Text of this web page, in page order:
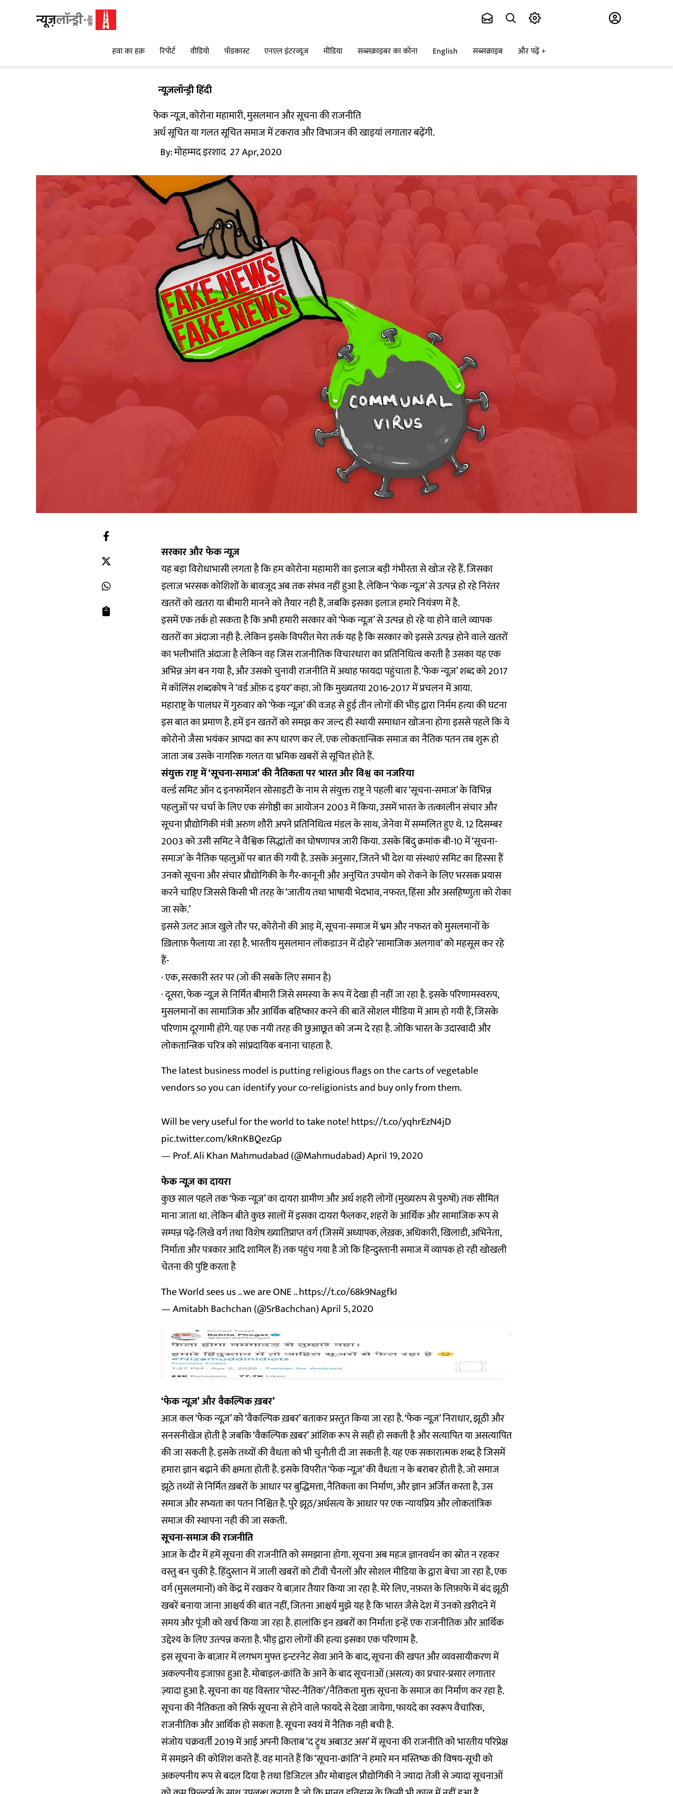
हवा का हक़ रिपोर्ट वीडियो पॉडकास्ट एनएल इंटरव्यूज मीडिया सब्सक्राइबर का कोना English सब्सक्राइब और पढ़ें
न्यूज़लॉन्ड्री हिंदी
फेक न्यूज़, कोरोना महामारी, मुसलमान और सूचना की राजनीति
अर्ध सूचित या गलत सूचित समाज में टकराव और विभाजन की खाइयां लगातार बढ़ेंगी.
By:मोहम्मद इरशाद 27 Apr, 2020
सरकार और फेक न्यूज़
यह बड़ा विरोधाभासी लगता है कि हम कोरोना महामारी का इलाज बड़ी गंभीरता से खोज रहे हैं. जिसका
इलाज भरसक कोशिशों के बावजूद अब तक संभव नहीं हुआ है. लेकिन ‘फेक न्यूज़’ से उत्पन्न हो रहे निरंतर
खतरों को खतरा या बीमारी मानने को तैयार नही हैं, जबकि इसका इलाज हमारे नियंत्रण में है.
इसमें एक तर्क हो सकता है कि अभी हमारी सरकार को ‘फेक न्यूज़’ से उत्पन्न हो रहे या होने वाले व्यापक
खतरों का अंदाजा नही है. लेकिन इसके विपरीत मेरा तर्क यह है कि सरकार को इससे उत्पन्न होने वाले खतरों
का भलीभांति अंदाजा है लेकिन वह जिस राजनीतिक विचारधारा का प्रतिनिधित्व करती है उसका यह एक
अभिन्न अंग बन गया है, और उसको चुनावी राजनीति में अथाह फायदा पहुंचाता है. ‘फेक न्यूज़’ शब्द को 2017
में कॉलिंस शब्दकोष ने ‘वर्ड ऑफ़ द इयर’ कहा. जो कि मुख्यतया 2016-2017 में प्रचलन में आया.
महाराष्ट्र के पालघर में गुरुवार को ‘फेक न्यूज़’ की वजह से हुई तीन लोगों की भीड़ द्वारा निर्मम हत्या की घटना
इस बात का प्रमाण है. हमें इन खतरों को समझ कर जल्द ही स्थायी समाधान खोजना होगा इससे पहले कि ये
कोरोनो जैसा भयंकर आपदा का रूप धारण कर लें. एक लोकतान्त्रिक समाज का नैतिक पतन तब शुरू हो
जाता जब उसके नागरिक गलत या भ्रमिक खबरों से सूचित होते हैं.
संयुक्त राष्ट्र में ‘सूचना-समाज’ की नैतिकता पर भारत और विश्व का नजरिया
वर्ल्ड समिट ऑन द इनफार्मेशन सोसाइटी के नाम से संयुक्त राष्ट्र ने पहली बार ‘सूचना-समाज’ के विभिन्न
पहलुओं पर चर्चा के लिए एक संगोष्ठी का आयोजन 2003 में किया, उसमें भारत के तत्कालीन संचार और
सूचना प्रौद्योगिकी मंत्री अरुण शौरी अपने प्रतिनिधित्व मंडल के साथ, जेनेवा में सम्मलित हुए थे. 12 दिसम्बर
2003 को उसी समिट ने वैश्विक सिद्धांतों का घोषणापत्र जारी किया. उसके बिंदु क्रमांक बी-10 में ‘सूचना-
समाज’ के नैतिक पहलुओं पर बात की गयी है. उसके अनुसार, जितने भी देश या संस्थाएं समिट का हिस्सा हैं
उनको सूचना और संचार प्रौद्योगिकी के गैर-कानूनी और अनुचित उपयोग को रोकने के लिए भरसक प्रयास
करने चाहिए जिससे किसी भी तरह के ‘जातीय तथा भाषायी भेदभाव, नफरत, हिंसा औरअसहिष्णुताको रोका
जा सके.’
इससे उलट आज खुले तौर पर, कोरोनो की आड़ में, सूचना-समाज में भ्रम और नफरत को मुसलमानों के
ख़िलाफ़ फैलाया जा रहा है. भारतीय मुसलमान लॉकडाउन में दोहरे ‘सामाजिक अलगाव’ को महसूस कर रहे
हैं-
· एक, सरकारी स्तर पर (जो की सबके लिए समान है)
· दूसरा, फेक न्यूज़ से निर्मित बीमारी जिसे समस्या के रूप में देखा ही नहीं जा रहा है. इसकेपरिणामस्वरुप,
मुसलमानों का सामाजिक और आर्थिक बहिष्कार करने की बातें सोशल मीडिया में आम हो गयी हैं, जिसके
परिणाम दूरगामी होंगे. यह एक नयी तरह की छुआछूत को जन्म दे रहा है. जोकि भारत के उदारवादी और
लोकतान्त्रिक चरित्र को सांप्रदायिक बनाना चाहता है.
The latest business model is putting religious flags on the carts of vegetable
vendors so you can identify your co-religionists and buy only from them.
Will be very useful for the world to take note!https://t.co/yqhrEzN4jD
pic.twitter.com/kRnKBQezGp
— Prof. Ali Khan Mahmudabad (@Mahmudabad)April 19, 2020
फेक न्यूज़ का दायरा
कुछ साल पहले तक ‘फेक न्यूज़’ का दायरा ग्रामीण और अर्ध शहरी लोगों (मुख्यरुप से पुरुषों) तक सीमित
माना जाता था. लेकिन बीते कुछ सालों में इसका दायरा फैलकर, शहरों के आर्थिक और सामाजिक रूप से
सम्पन्न पढ़े-लिखे वर्ग तथा विशेष ख्यातिप्राप्त वर्ग (जिसमें अध्यापक, लेख़क, अधिकारी, खिलाडी, अभिनेता,
निर्माता और पत्रकार आदि शामिल हैं) तक पहुंच गया है जो कि हिन्दुस्तानी समाज में व्यापक हो रही खोखली
चेतना की पुष्टि करता है
The World sees us .. we are ONE ..https://t.co/68k9NagfkI
— Amitabh Bachchan (@SrBachchan)April 5, 2020
‘फेक न्यूज़’ और वैकल्पिक ख़बर’
आज कल ‘फेक न्यूज़’ को ‘वैकल्पिक ख़बर’ बताकर प्रस्तुत किया जा रहा है. ‘फेक न्यूज़’ निराधार, झूठी और
सनसनीखेज होती है जबकि ‘वैकल्पिक ख़बर’ आंशिक रूप से सही हो सकती है और सत्यापित या असत्यापित
की जा सकती है. इसके तथ्यों की वैधता को भी चुनौती दी जा सकती है. यह एक सकारात्मक शब्द है जिसमें
हमारा ज्ञान बढ़ाने की क्षमता होती है. इसके विपरीत ‘फेक न्यूज़’ की वैधता न के बराबर होती है. जो समाज
झूठे तथ्यों से निर्मित ख़बरों के आधार पर बुद्धिमत्ता, नैतिकता का निर्माण, और ज्ञान अर्जित करता है, उस
समाज और सभ्यता का पतन निश्चित है. पुरे झूठ/अर्धसत्य के आधार पर एक न्यायप्रिय और लोकतांत्रिक
समाज की स्थापना नही की जा सकती.
सूचना-समाज की राजनीति
आज के दौर में हमें सूचना की राजनीति को समझाना होगा. सूचना अब महज ज्ञानवर्धन का स्रोत न रहकर
वस्तु बन चुकी है. हिंदुस्तान में जाली खबरों को टीवी चैनलों और सोशल मीडिया के द्वारा बेचा जा रहा है, एक
वर्ग (मुसलमानों) को केंद्र में रखकर ये बाज़ार तैयार किया जा रहा है. मेरे लिए, नफ़रत के लिफ़ाफे में बंद झूठी
खबरें बनाया जाना आश्चर्य की बात नहीं, जितना आश्चर्य मुझे यह है कि भारत जैसे देश में उनको ख़रीदने में
समय और पूंजी को खर्च किया जा रहा है. हालांकि इन ख़बरों का निर्माता इन्हें एक राजनीतिक और आर्थिक
उद्देश्य के लिए उत्त्पन्न करता है. भीड़ द्वारा लोगों की हत्या इसका एक परिणाम है.
इस सूचना के बाज़ार में लगभग मुफ्त इन्टरनेट सेवा आने के बाद, सूचना की खपत और व्यवसायीकरण में
अकल्पनीय इजाफ़ा हुआ है. मोबाइल-क्रांति के आने के बाद सूचनाओं (असत्य) का प्रचार-प्रसार लगातार
ज़्यादा हुआ है. सूचना का यह विस्तार ‘पोस्ट-नैतिक’/नैतिकता मुक्त सूचना के समाज का निर्माण कर रहा है.
सूचना की नैतिकता को सिर्फ सूचना से होने वाले फायदे से देखा जायेगा, फायदे का स्वरूप वैचारिक,
राजनीतिक और आर्थिक हो सकता है. सूचना स्वयं में नैतिक नही बची है.
संजोय चक्रवर्ती 2019 में आई अपनी किताब ‘द ट्रुथ अबाउट अस’ में सूचना की राजनीति को भारतीय परिप्रेक्ष
में समझने की कोशिश करते हैं. वह मानते हैं कि ‘सूचना-क्रांति’ ने हमारे मन मस्तिष्क की विषय-सूची को
अकल्पनीय रूप से बदल दिया है तथा डिजिटल और मोबाइल प्रौद्योगिकी ने ज्यादा तेजी से ज्यादा सूचनाओं